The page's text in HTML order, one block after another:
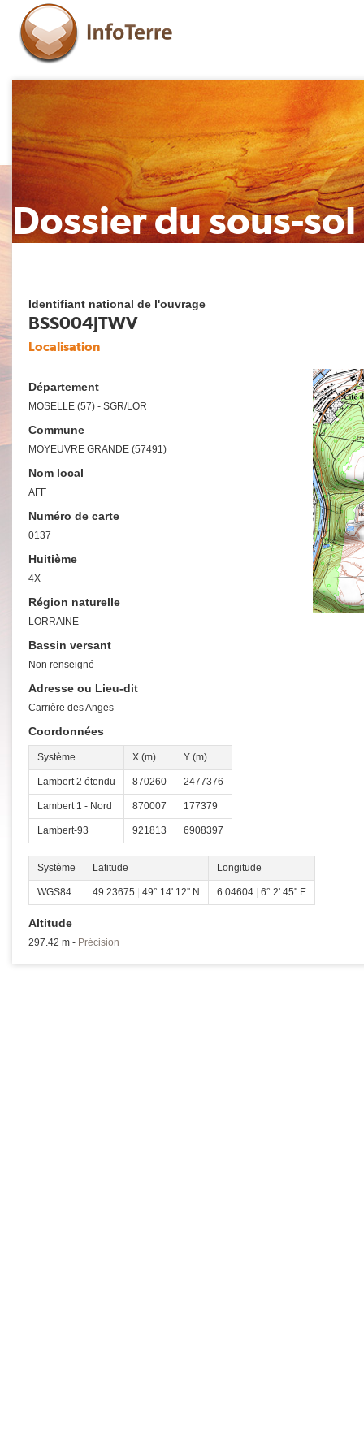
Dossier du sous-sol
Identifiant national de l'ouvrage
BSS004JTWV
Localisation
Département
MOSELLE (57) - SGR/LOR
Commune
MOYEUVRE GRANDE (57491)
Nom local
AFF
Numéro de carte
0137
Huitième
4X
Région naturelle
LORRAINE
Bassin versant
Non renseigné
Adresse ou Lieu-dit
Carrière des Anges
Coordonnées
Système X (m) Y (m)
Lambert 2 étendu 870260 2477376
Lambert 1 - Nord 870007 177379
Lambert-93 921813 6908397
Système Latitude Longitude
WGS84 49.23675 49° 14' 12'' N 6.04604 6° 2' 45'' E
Altitude
297.42 m - Précision